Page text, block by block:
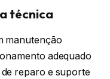
técnica
manutenção
adequado
reparo e suporte